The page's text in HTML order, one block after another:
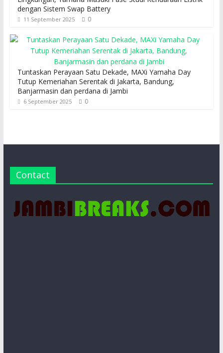
dengan Sistem Swap Battery
11 September 2025 0
Tuntaskan Perayaan Satu Dekade, MAXi Yamaha Day
Tutup Kemeriahan Serentak di Jakarta, Bandung,
Banjarmasin dan perdana di Jambi
6 September 2025 0
Contact